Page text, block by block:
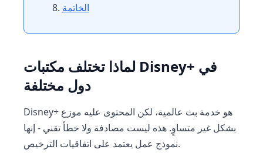
الخاتمة
لماذا تختلف مكتبات Disney+ في
دول مختلفة
Disney+ هو خدمة بث عالمية، لكن المحتوى عليه موزع
بشكل غير متساوٍ. هذه ليست مصادفة ولا خطأ تقني - إنها
نموذج عمل يعتمد على اتفاقيات الترخيص.